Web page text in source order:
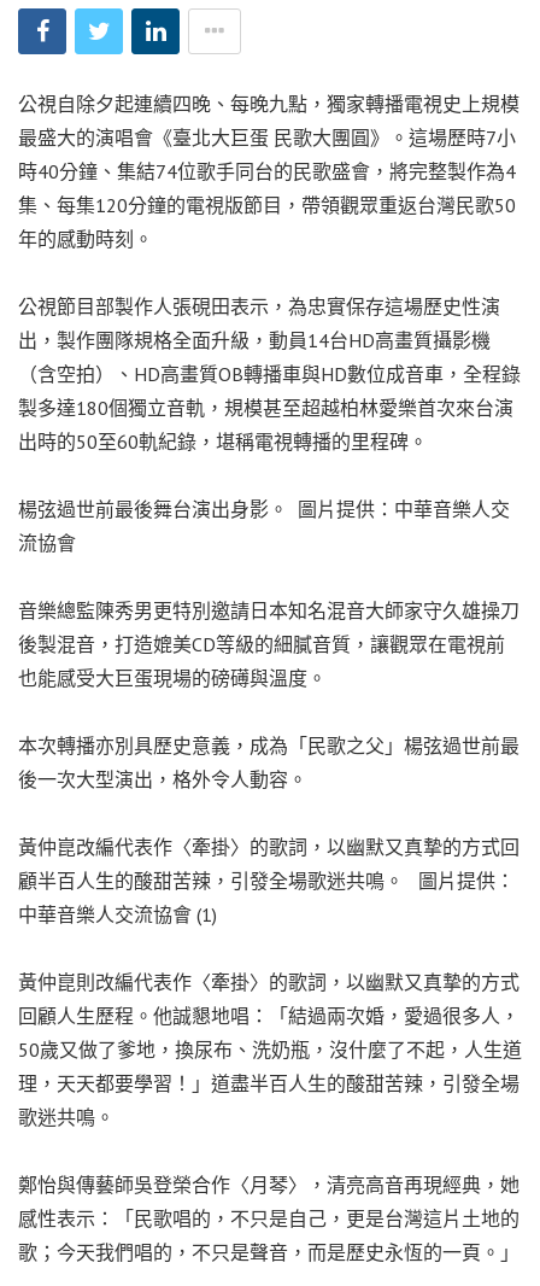
公視自除夕起連續四晚、每晚九點，獨家轉播電視史上規模
最盛大的演唱會《臺北大巨蛋 民歌大團圓》。這場歷時7小
時40分鐘、集結74位歌手同台的民歌盛會，將完整製作為4
集、每集120分鐘的電視版節目，帶領觀眾重返台灣民歌50
年的感動時刻。
公視節目部製作人張硯田表示，為忠實保存這場歷史性演
出，製作團隊規格全面升級，動員14台HD高畫質攝影機
（含空拍）、HD高畫質OB轉播車與HD數位成音車，全程錄
製多達180個獨立音軌，規模甚至超越柏林愛樂首次來台演
出時的50至60軌紀錄，堪稱電視轉播的里程碑。
楊弦過世前最後舞台演出身影。 圖片提供：中華音樂人交
流協會
音樂總監陳秀男更特別邀請日本知名混音大師家守久雄操刀
後製混音，打造媲美CD等級的細膩音質，讓觀眾在電視前
也能感受大巨蛋現場的磅礡與溫度。
本次轉播亦別具歷史意義，成為「民歌之父」楊弦過世前最
後一次大型演出，格外令人動容。
黃仲崑改編代表作〈牽掛〉的歌詞，以幽默又真摯的方式回
顧半百人生的酸甜苦辣，引發全場歌迷共鳴。 圖片提供：
中華音樂人交流協會 (1)
黃仲崑則改編代表作〈牽掛〉的歌詞，以幽默又真摯的方式
回顧人生歷程。他誠懇地唱：「結過兩次婚，愛過很多人，
50歲又做了爹地，換尿布、洗奶瓶，沒什麼了不起，人生道
理，天天都要學習！」道盡半百人生的酸甜苦辣，引發全場
歌迷共鳴。
鄭怡與傳藝師吳登榮合作〈月琴〉，清亮高音再現經典，她
感性表示：「民歌唱的，不只是自己，更是台灣這片土地的
歌；今天我們唱的，不只是聲音，而是歷史永恆的一頁。」